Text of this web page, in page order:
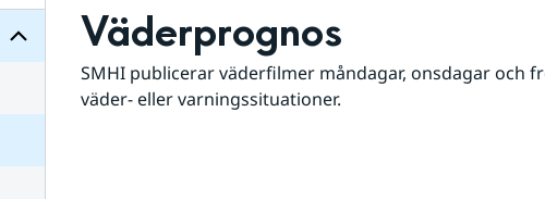
Väderprognos
SMHI publicerar väderfilmer måndagar, onsdagar och
väder- eller varningssituationer.